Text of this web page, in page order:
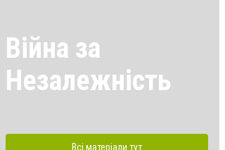
Війна за
Незалежність
Всі матеріали тут